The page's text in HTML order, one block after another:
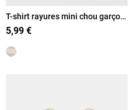
T-shirt rayures mini chou garçon
(3-36M)
5,99 €